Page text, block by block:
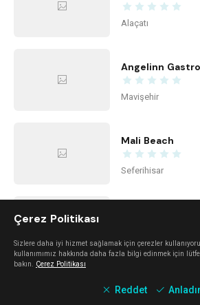
Alaçatı
Angelinn Gastro
Mavişehir
Mali Beach
Seferihisar
Alsancak
Daft Coffee
Çerez Politikası
Sizlere daha iyi hizmet sağlamak için çerezler
kullanımımız hakkında daha fazla bilgi edinmek için
bakın. Çerez Politikası
Reddet